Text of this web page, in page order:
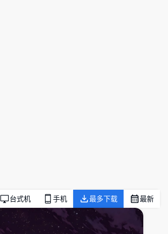
台式机 手机 最多下载 最新